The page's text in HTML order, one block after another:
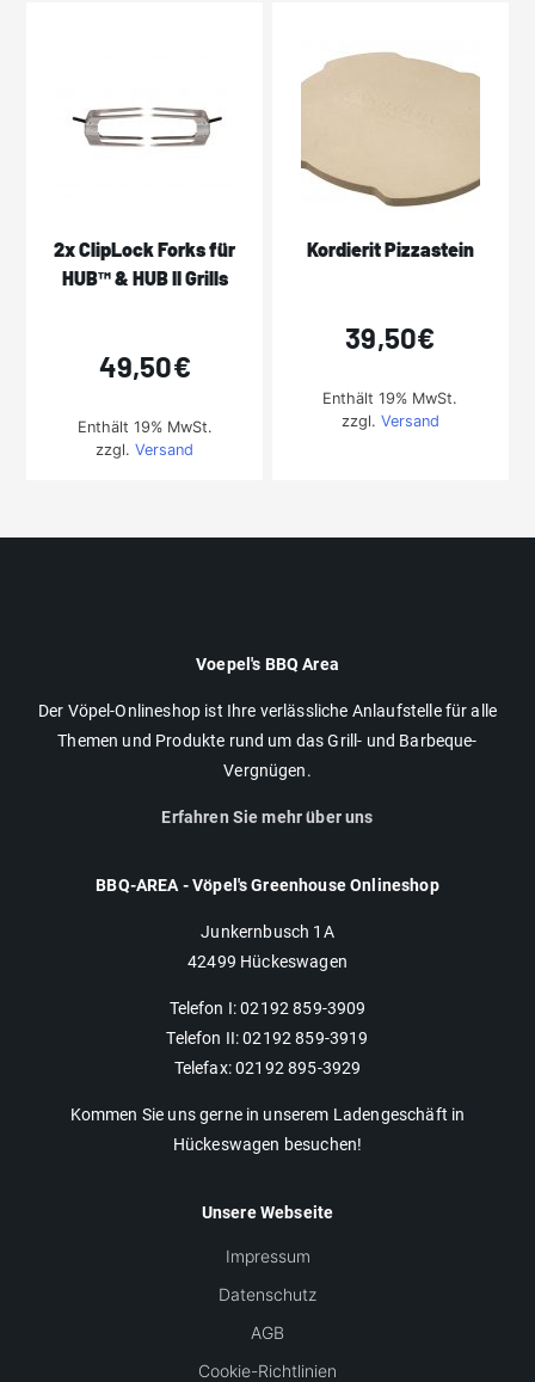
2x ClipLock Forks für
HUB™ & HUB II Grills
49,50€
Enthält 19% MwSt.
zzgl.Versand
Kordierit Pizzastein
39,50€
Enthält 19% MwSt.
zzgl. Versand
Voepel's BBQ Area
Der Vöpel-Onlineshop ist Ihre verlässliche Anlaufstelle für alle
Themen und Produkte rund um das Grill- und Barbeque-
Vergnügen.
Erfahren Sie mehr über uns
BBQ-AREA - Vöpel's Greenhouse Onlineshop
Junkernbusch 1A
42499 Hückeswagen
Telefon I: 02192 859-3909
Telefon II: 02192 859-3919
Telefax: 02192 895-3929
Kommen Sie uns gerne in unserem Ladengeschäft in
Hückeswagen besuchen!
Unsere Webseite
Impressum
Datenschutz
AGB
Cookie-Richtlinien